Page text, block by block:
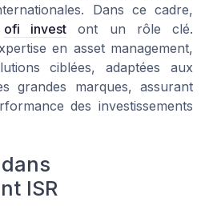
Dans ce cadre,
ofi invest ont un rôle clé.
en asset management,
ciblées, adaptées aux
grandes marques, assurant
des investissements
ISR